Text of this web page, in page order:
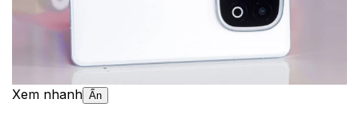
Xem nhanh Ẩn